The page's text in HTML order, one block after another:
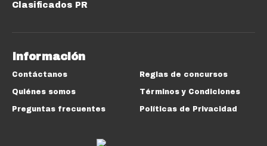
Clasificados PR
Información
Contáctanos
Quiénes somos
Preguntas frecuentes
Reglas de concursos
Términos y Condiciones
Políticas de Privacidad